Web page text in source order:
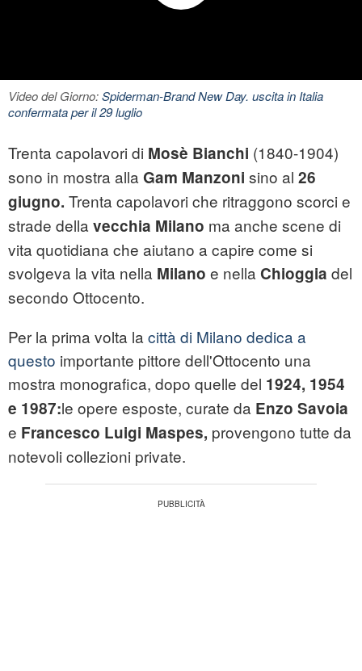
Video del Giorno:Spiderman-Brand New Day. uscita in Italia
confermata per il 29 luglio
Trenta capolavori di Mosè Bianchi (1840-1904)
sono in mostra alla Gam Manzoni sino al 26
giugno. Trenta capolavori che ritraggono scorci e
strade della vecchia Milano ma anche scene di
vita quotidiana che aiutano a capire come si
svolgeva la vita nella Milano e nella Chioggia del
secondo Ottocento.
Per la prima volta la città di Milano dedica a
questo importante pittore dell'Ottocento una
mostra monografica, dopo quelle del 1924, 1954
e 1987:le opere esposte, curate da Enzo Savoia
e Francesco Luigi Maspes, provengono tutte da
notevoli collezioni private.